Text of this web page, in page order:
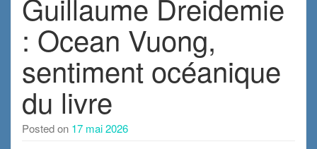
Guillaume Dreidemie
: Ocean Vuong,
sentiment océanique
du livre
Posted on 17 mai 2026